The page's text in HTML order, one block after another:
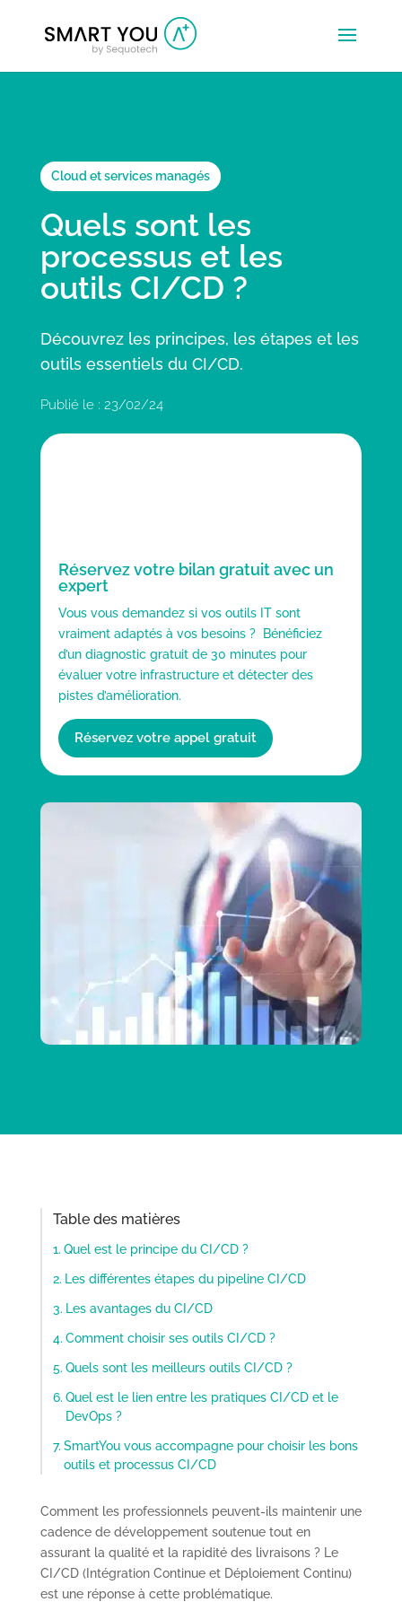
Cloud et services managés
Quels sont les
processus et les
outils CI/CD ?
Découvrez les principes, les étapes et les
outils essentiels du CI/CD.
Publié le : 23/02/24
Réservez votre bilan gratuit avec un
expert
Vous vous demandez si vos outils IT sont
vraiment adaptés à vos besoins ? Bénéficiez
d’un diagnostic gratuit de 30 minutes pour
évaluer votre infrastructure et détecter des
pistes d’amélioration.
Réservez votre appel gratuit
Table des matières
Quel est le principe du CI/CD ?
Les différentes étapes du pipeline CI/CD
Les avantages du CI/CD
Comment choisir ses outils CI/CD ?
Quels sont les meilleurs outils CI/CD ?
Quel est le lien entre les pratiques CI/CD et le
DevOps ?
SmartYou vous accompagne pour choisir les bons
outils et processus CI/CD
Comment les professionnels peuvent-ils maintenir une
cadence de développement soutenue tout en
assurant la qualité et la rapidité des livraisons ? Le
CI/CD (Intégration Continue et Déploiement Continu)
est une réponse à cette problématique.